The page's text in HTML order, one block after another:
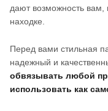
дают возможность вам,
находке.
Перед вами стильная
надежный и
обвязывать любой
использовать как